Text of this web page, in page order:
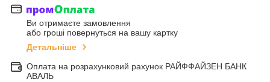
Ви отримаєте замовлення
або гроші повернуться на вашу картку
Детальніше
Оплата на розрахунковий рахунок РАЙФФАЙЗЕН БАНК
АВАЛЬ